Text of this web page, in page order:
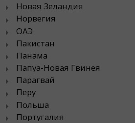
Новая Зеландия
Норвегия
ОАЭ
Пакистан
Панама
Папуа-Новая Гвинея
Парагвай
Перу
Польша
Португалия